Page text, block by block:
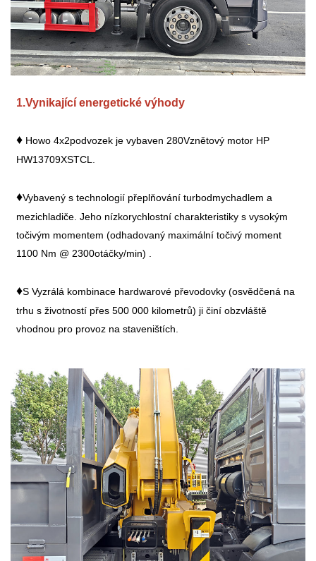
1.Vynikající energetické výhody
♦ Howo4x2podvozek je vybaven 280Vznětový motor HP
HW13709XSTCL
♦Vybavenýs technologií přeplňování turbodmychadlem a
mezichladiče. Jeho nízkorychlostní charakteristiky s vysokým
točivým momentem (odhadovaný maximální točivý moment
1100 Nm @ 2300otáčky/min)
♦SVyzrálá kombinace hardwarové převodovky (osvědčená na
trhu s životností přes 500 000 kilometrů) ji činí obzvláště
vhodnou pro provoz na staveništích.